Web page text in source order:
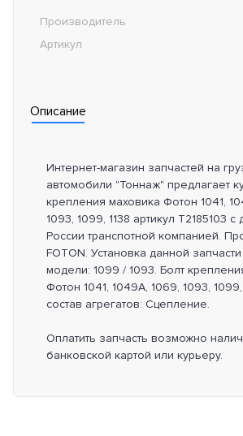
Производитель
Артикул
Описание
Интернет-магазин запчастей на
автомобили "Тоннаж" предлагает
крепления маховика Фотон 1041,
1093, 1099, 1138 артикул T2185103 с
России транспотной компанией.
FOTON. Установка данной
модели: 1099 / 1093. Болт
Фотон 1041, 1049A, 1069, 1093, 1099,
состав агрегатов: Сцепление.
Оплатить запчасть возможно
банковской картой или курьеру.